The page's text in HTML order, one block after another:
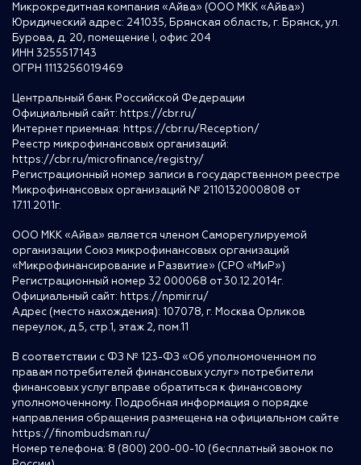
Микрокредитная компания «Айва» (ООО МКК «Айва»)
Юридический адрес: 241035, Брянская область, г. Брянск, ул.
Бурова, д. 20, помещение I, офис 204
ИНН 3255517143
ОГРН 1113256019469
Центральный банк Российской Федерации
Официальный сайт: https://cbr.ru/
Интернет приемная: https://cbr.ru/Reception/
Реестр микрофинансовых организаций:
https://cbr.ru/microfinance/registry/
Регистрационный номер записи в государственном реестре
Микрофинансовых организаций № 2110132000808 от
17.11.2011г.
ООО МКК «Айва» является членом Саморегулируемой
организации Союз микрофинансовых организаций
«Микрофинансирование и Развитие» (СРО «МиР»)
Регистрационный номер 32 000068 от 30.12.2014г.
Официальный сайт: https://npmir.ru/
Адрес (место нахождения): 107078, г. Москва Орликов
переулок, д.5, стр.1, этаж 2, пом.11
В соответствии с ФЗ № 123-ФЗ «Об уполномоченном по
правам потребителей финансовых услуг» потребители
финансовых услуг вправе обратиться к финансовому
уполномоченному. Подробная информация о порядке
направления обращения размещена на официальном сайте
https://finombudsman.ru/
Номер телефона: 8 (800) 200-00-10 (бесплатный звонок по